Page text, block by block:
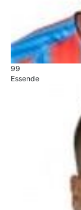
99
Essende